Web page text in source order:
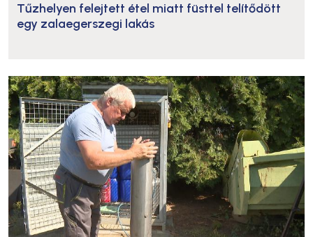
Tűzhelyen felejtett étel miatt füsttel telítődött
egy zalaegerszegi lakás